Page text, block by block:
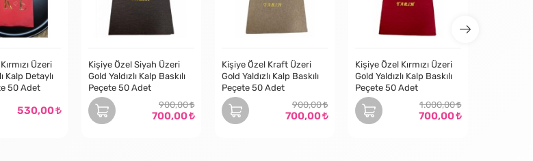
Üzeri
Kalp Detaylı
50 Adet
530,00
Kişiye Özel Siyah Üzeri
Gold Yaldızlı Kalp Baskılı
Peçete 50 Adet
900,00
700,00
Kişiye Özel Kraft Üzeri
Gold Yaldızlı Kalp Baskılı
Peçete 50 Adet
900,00
700,00
Kişiye Özel Kırmızı Üzeri
Gold Yaldızlı Kalp Baskılı
Peçete 50 Adet
1.000,00
700,00